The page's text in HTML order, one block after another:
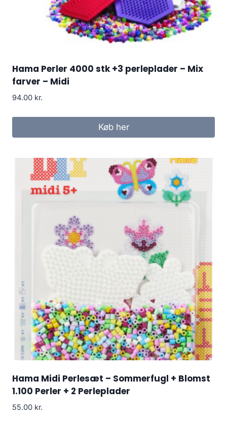
Hama Perler 4000 stk +3 perleplader – Mix
farver – Midi
94.00 kr.
Køb her
Hama Midi Perlesæt – Sommerfugl + Blomst
1.100 Perler + 2 Perleplader
55.00 kr.